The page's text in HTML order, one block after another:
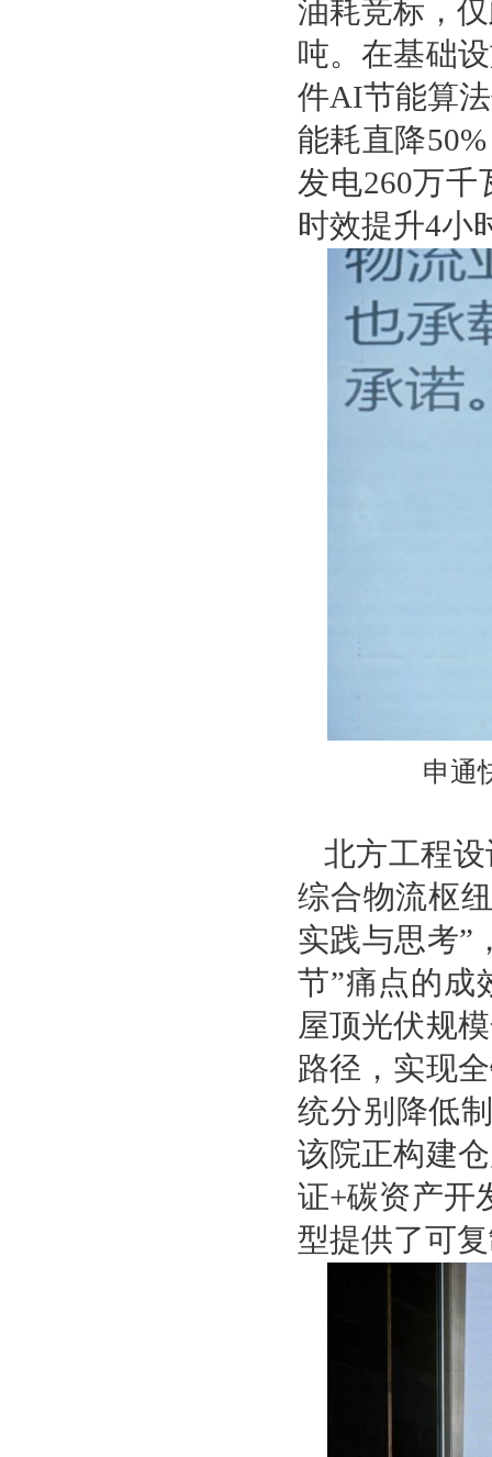
油耗竞标，
吨。在基础
件AI节能算
能耗直降
发电260万
时效提升4小
申通
北方工程
综合物流枢
实践与思考”
节”痛点的成
屋顶光伏规
路径，实现
统分别降低
该院正构建
证+碳资产开
型提供了可